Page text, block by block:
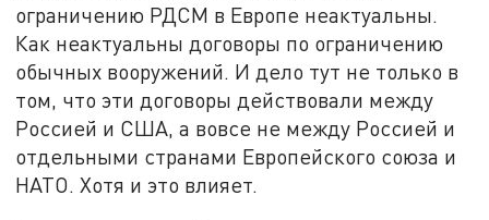
ограничению РДСМ в Европе неактуальны.
Как неактуальны договоры по ограничению
обычных вооружений. И дело тут не только в
том, что эти договоры действовали между
Россией и США, а вовсе не между Россией и
отдельными странами Европейского союза и
НАТО. Хотя и это влияет.